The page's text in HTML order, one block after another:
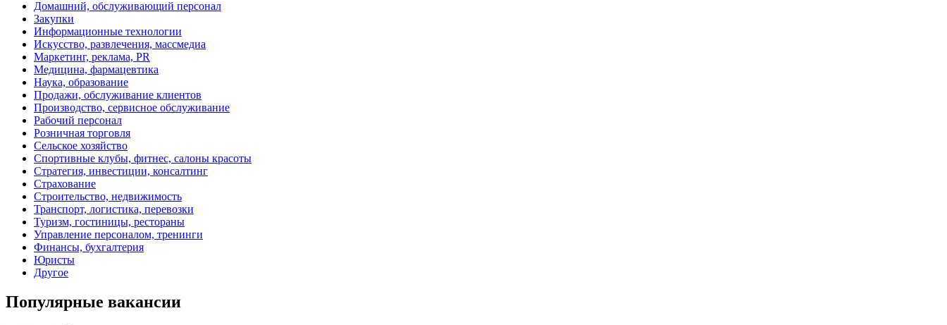
Домашний, обслуживающий персонал
Закупки
Информационные технологии
Искусство, развлечения, массмедиа
Маркетинг, реклама, PR
Медицина, фармацевтика
Наука, образование
Продажи, обслуживание клиентов
Производство, сервисное обслуживание
Рабочий персонал
Розничная торговля
Сельское хозяйство
Спортивные клубы, фитнес, салоны красоты
Стратегия, инвестиции, консалтинг
Страхование
Строительство, недвижимость
Транспорт, логистика, перевозки
Туризм, гостиницы, рестораны
Управление персоналом, тренинги
Финансы, бухгалтерия
Юристы
Другое
Популярные вакансии